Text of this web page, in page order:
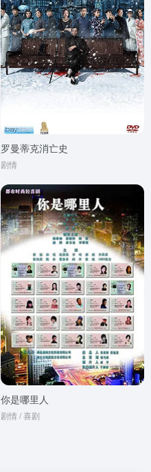
罗曼蒂克消亡史
剧情
你是哪里人
剧情 / 喜剧